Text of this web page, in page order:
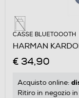
CASSE BLUETOOOTH
HARMAN
€ 34,90
Acquisto online:
Ritiro in negozio